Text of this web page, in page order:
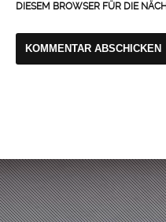
DIESEM BROWSER FÜR DIE